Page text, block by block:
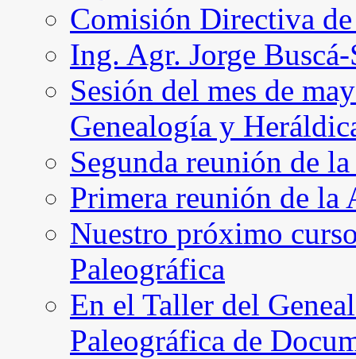
Comisión Directiva
Ing. Agr. Jorge
Sesión del mes de
Genealogía y
Segunda reunión de
Primera reunión de la
Nuestro próximo
Paleográfica
En el Taller del
Paleográfica de